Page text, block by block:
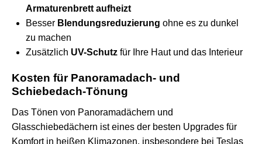
Armaturenbrett aufheizt
Besser Blendungsreduzierung ohne es zu dunkel
zu machen
Zusätzlich UV-Schutz für Ihre Haut und das Interieur
Kosten für Panoramadach- und
Schiebedach-Tönung
Das Tönen von Panoramadächern und
Glasschiebedächern ist eines der besten Upgrades für
Komfort in heißen Klimazonen, insbesondere bei Teslas